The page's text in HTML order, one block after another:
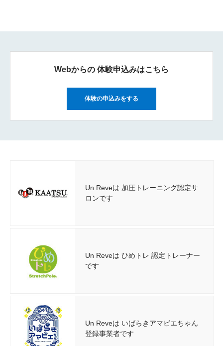
Webからの 体験申込みはこちら
体験の申込みをする
Un Reveは 加圧トレーニング認定サ
ロンです
Un Reveは ひめトレ 認定トレーナー
です
Un Reveは いばらきアマビエちゃん
登録事業者です